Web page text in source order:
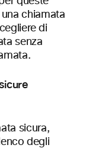
chiamata
di
senza
sicura,
degli